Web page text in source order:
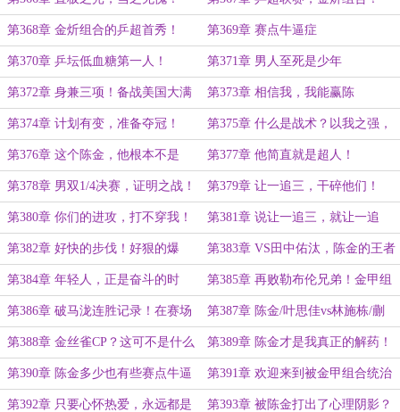
第368章 金炘组合的乒超首秀！ 第369章 赛点牛逼症
第370章 乒坛低血糖第一人！ 第371章 男人至死是少年
第372章 身兼三项！备战美国大满
贯！
第373章 相信我，我能赢陈
金。。。
第374章 计划有变，准备夺冠！ 第375章 什么是战术？以我之强，
攻敌薄弱！
第376章 这个陈金，他根本不是
人！
第377章 他简直就是超人！
第378章 男双1/4决赛，证明之战！ 第379章 让一追三，干碎他们！
第380章 你们的进攻，打不穿我！ 第381章 说让一追三，就让一追
三！
第382章 好快的步伐！好狠的爆
冲！
第383章 VS田中佑汰，陈金的王者
气势！
第384章 年轻人，正是奋斗的时
候！
第385章 再败勒布伦兄弟！金甲组
合，才是真正的世界第一男双！
第386章 破马泷连胜记录！在赛场
上，我无惧任何人的挑战！
第387章 陈金/叶思佳vs林施栋/蒯
嫚！斩获混双冠军！
第388章 金丝雀CP？这可不是什么
好事
第389章 陈金才是我真正的解药！
第390章 陈金多少也有些赛点牛逼
症！
第391章 欢迎来到被金甲组合统治
男双赛场的时代！
第392章 只要心怀热爱，永远都是 第393章 被陈金打出了心理阴影？